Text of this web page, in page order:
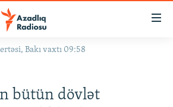
Bakı vaxtı 09:58
bütün dövlət